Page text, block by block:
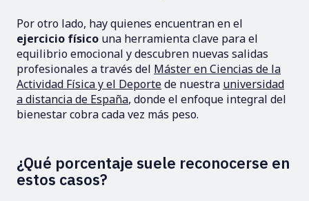
Por otro lado, hay quienes encuentran en el
ejercicio físico una herramienta clave para el
equilibrio emocional y descubren nuevas salidas
profesionales a través del Máster en Ciencias de la
Actividad Física y el Deportede nuestra universidad
a distancia de España, donde el enfoque integral del
bienestar cobra cada vez más peso.
¿Qué porcentaje suele reconocerse en
estos casos?